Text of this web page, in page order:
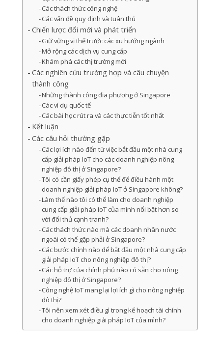
Các thách thức công nghệ
Các vấn đề quy định và tuân thủ
Chiến lược đổi mới và phát triển
Giữ vững vị thế trước các xu hướng ngành
Mở rộng các dịch vụ cung cấp
Khám phá các thị trường mới
Các nghiên cứu trường hợp và câu chuyện
thành công
Những thành công địa phương ở Singapore
Các ví dụ quốc tế
Các bài học rút ra và các thực tiễn tốt nhất
Kết luận
Các câu hỏi thường gặp
Các lợi ích nào đến từ việc bắt đầu một nhà cung
cấp giải pháp IoT cho các doanh nghiệp nông
nghiệp đô thị ở Singapore?
Tôi có cần giấy phép cụ thể để điều hành một
doanh nghiệp giải pháp IoT ở Singapore không?
Làm thế nào tôi có thể làm cho doanh nghiệp
cung cấp giải pháp IoT của mình nổi bật hơn so
với đối thủ cạnh tranh?
Các thách thức nào mà các doanh nhân nước
ngoài có thể gặp phải ở Singapore?
Các bước chính nào để bắt đầu một nhà cung cấp
giải pháp IoT cho nông nghiệp đô thị?
Các hỗ trợ của chính phủ nào có sẵn cho nông
nghiệp đô thị ở Singapore?
Công nghệ IoT mang lại lợi ích gì cho nông nghiệp
đô thị?
Tôi nên xem xét điều gì trong kế hoạch tài chính
cho doanh nghiệp giải pháp IoT của mình?